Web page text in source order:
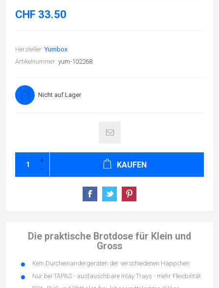
CHF 33.50
Hersteller: Yumbox
Artikelnummer: yum-102268
Nicht auf Lager
KAUFEN
Die praktische Brotdose für Klein und
Gross
Kein Durcheinandergeraten der verschiedenen Häppchen
Nur bei TAPAS - austauschbare Inlay Trays - mehr Flexibilität